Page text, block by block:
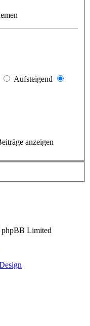
Aufsteigend
anzeigen
Limited